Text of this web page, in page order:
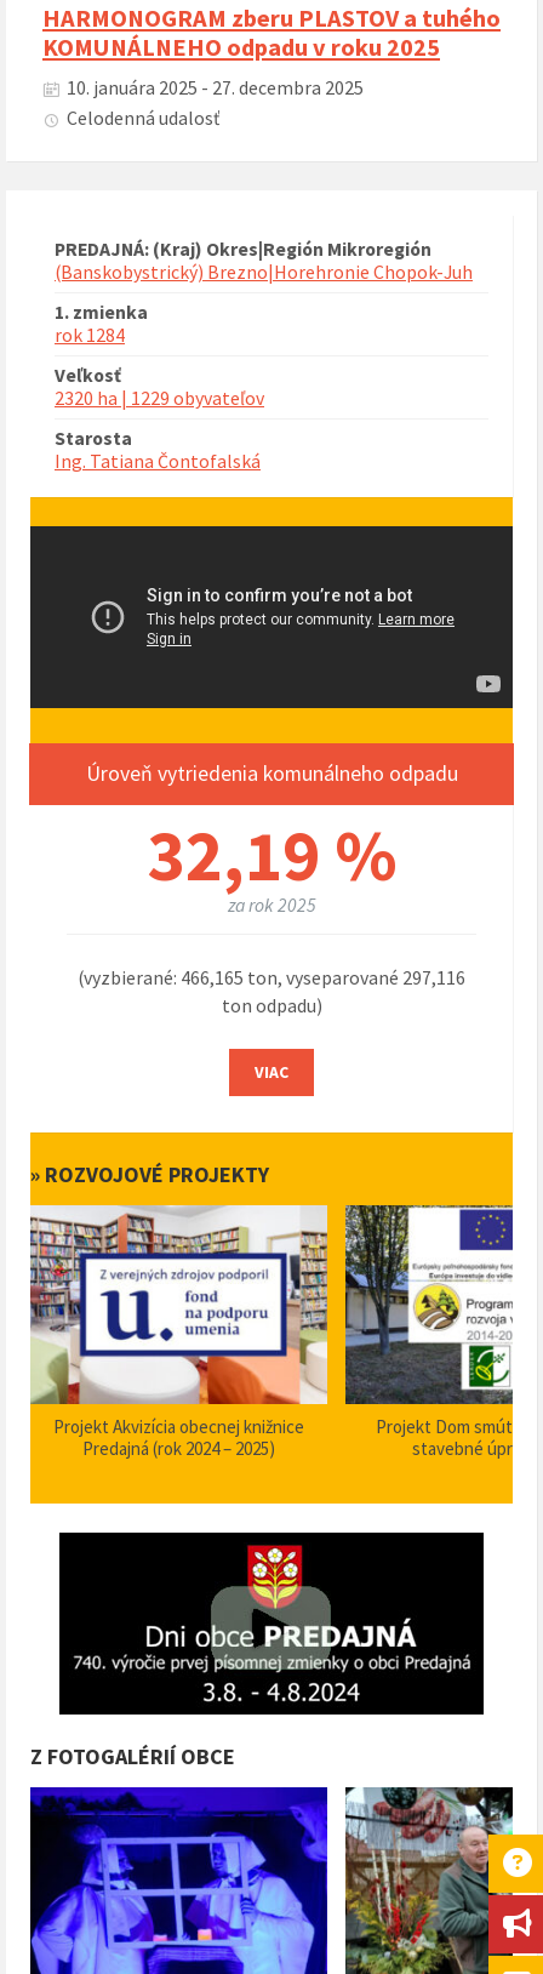
HARMONOGRAM zberu PLASTOV a tuhého
KOMUNÁLNEHO odpadu v roku 2025
10. januára 2025 - 27. decembra 2025
Celodenná udalosť
PREDAJNÁ: (Kraj) Okres|Región Mikroregión
(Banskobystrický) Brezno|Horehronie Chopok-Juh
1. zmienka
rok 1284
Veľkosť
2320 ha | 1229 obyvateľov
Starosta
Ing. Tatiana Čontofalská
Úroveň vytriedenia komunálneho odpadu
32,19 %
za rok 2025
(vyzbierané: 466,165 ton, vyseparované 297,116
ton odpadu)
VIAC
» ROZVOJOVÉ PROJEKTY
Projekt Akvizícia obecnej knižnice
Predajná (rok 2024 – 2025)
Projekt Dom smútku
stavebné úpravy
Z FOTOGALÉRIÍ OBCE